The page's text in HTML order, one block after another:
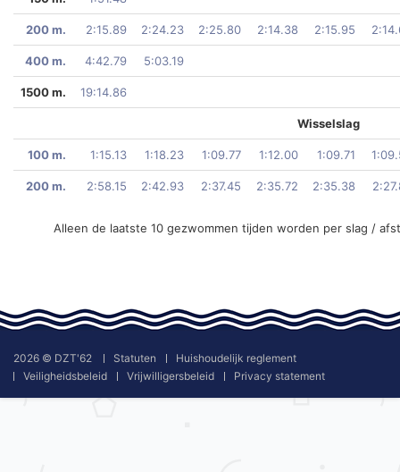
200 m. 2:15.89 2:24.23 2:25.80 2:14.38 2:15.95
400 m. 4:42.79 5:03.19
1500 m. 19:14.86
Wisselslag
100 m. 1:15.13 1:18.23 1:09.77 1:12.00 1:09.71
200 m. 2:58.15 2:42.93 2:37.45 2:35.72 2:35.38
Alleen de laatste 10 gezwommen tijden worden per slag /
2026 © DZT'62 Statuten
Huishoudelijk reglement
Veiligheidsbeleid
Vrijwilligersbeleid Privacy statement